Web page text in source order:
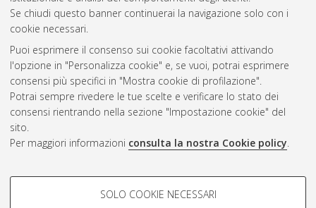
Se chiudi questo banner continuerai la navigazione solo con i
cookie necessari.
Puoi esprimere il consenso sui cookie facoltativi attivando
l'opzione in "Personalizza cookie" e, se vuoi, potrai esprimere
consensi più specifici in "Mostra cookie di profilazione".
Potrai sempre rivedere le tue scelte e verificare lo stato dei
consensi rientrando nella sezione "Impostazione cookie" del
sito.
Per maggiori informazioni consulta la nostra Cookie policy.
COOKIE DI PROFILAZIONE -
SOLO COOKIE NECESSARI
Atom
Rss 1.0
Rss 2.0
ISSN: 2038-7946
Impostazioni Cookie
Informativa sulla privacy